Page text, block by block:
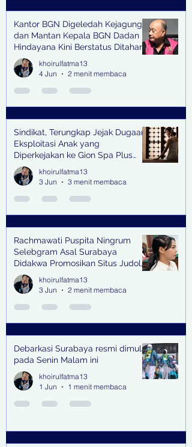
Kantor BGN Digeledah Kejagung
dan Mantan Kepala BGN Dadan
Hindayana Kini Berstatus Ditahan
khoirulfatma13
4 Jun
2 menit membaca
Sindikat, Terungkap Jejak Dugaan
Eksploitasi Anak yang
Diperkejakan ke Gion Spa Plus
and Pub Surabaya,
khoirulfatma13
3 Jun
3 menit membaca
Rachmawati Puspita Ningrum
Selebgram Asal Surabaya
Didakwa Promosikan Situs Judol,
Raup Rp2 Juta dari Tiga Kali
Endorse
khoirulfatma13
3 Jun
2 menit membaca
Debarkasi Surabaya resmi dimulai
pada Senin Malam ini
khoirulfatma13
1 Jun
1 menit membaca